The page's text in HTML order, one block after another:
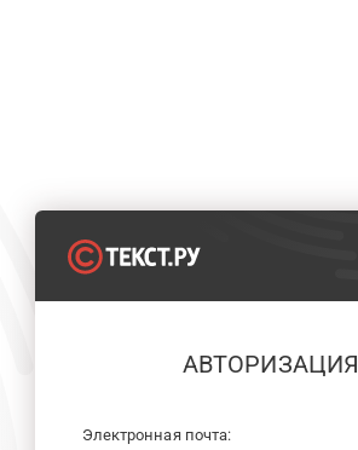
АВТОРИЗАЦИЯ
Электронная почта: